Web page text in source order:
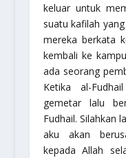
keluar untuk
suatu kafilah
mereka berkata
kembali ke
ada seorang
Ketika al-
gemetar lalu
Fudhail. Silahkan
aku akan
kepada Allah